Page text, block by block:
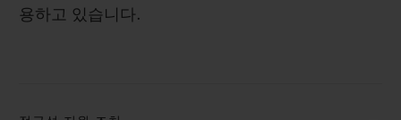
용하고 있습니다.